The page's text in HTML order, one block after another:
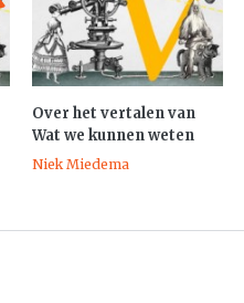
Over het vertalen van
Wat we kunnen weten
Niek Miedema